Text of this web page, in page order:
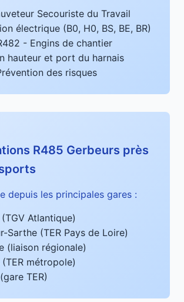
Secouriste du Travail
électrique (B0, H0, BS, BE, BR)
- Engins de chantier
hauteur et port du harnais
des risques
R485 Gerbeurs près
depuis les principales gares :
Atlantique)
Sarthe (TER Pays de Loire)
(liaison régionale)
métropole)
TER)